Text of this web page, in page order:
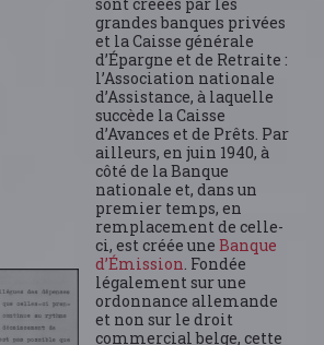
grandes banques privées
et la Caisse générale
d’Épargne et de Retraite :
l’Association nationale
d’Assistance, à laquelle
succède la Caisse
d’Avances et de Prêts. Par
ailleurs, en juin 1940, à
côté de la Banque
nationale et, dans un
premier temps, en
remplacement de celle-
ci, est créée une Banque
d’Émission. Fondée
légalement sur une
ordonnance allemande
et non sur le droit
commercial belge, cette